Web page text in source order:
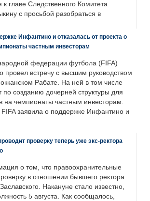
к главе Следственного Комитета
с просьбой разобраться в
Инфантино и отказалась от проекта о
частным инвесторам
федерации футбола (FIFA)
встречу с высшим руководством
Рабате. На ней в том числе
по созданию дочерней структуры для
на чемпионаты частным инвесторам.
FIFA заявила о поддержке Инфантино и
проверку теперь уже экс-ректора
о том, что правоохранительные
в отношении бывшего ректора
Накануне стало известно,
5 августа. Как сообщалось,